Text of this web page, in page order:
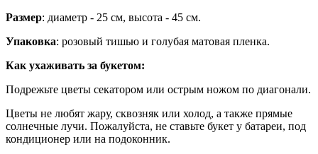
Размер: диаметр - 25 см, высота - 45 см.
Упаковка: розовый тишью и голубая матовая пленка.
Как ухаживать за букетом:
Подрежьте цветы секатором или острым ножом по диагонали.
Цветы не любят жару, сквозняк или холод, а также прямые
солнечные лучи. Пожалуйста, не ставьте букет у батареи, под
кондиционер или на подоконник.